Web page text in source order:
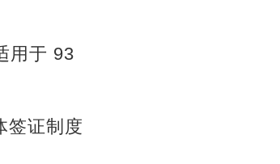
用于 93
签证制度